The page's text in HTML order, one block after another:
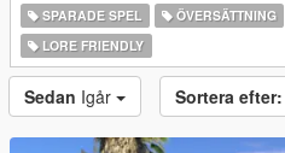
SPARADE SPEL
ÖVERSÄTTNING
LORE FRIENDLY
Sedan Igår Sortera efter: